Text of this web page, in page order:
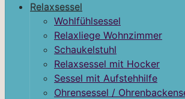
Relaxsessel
Wohlfühlsessel
Relaxliege Wohnzimmer
Schaukelstuhl
Relaxsessel mit Hocker
Sessel mit Aufstehhilfe
Ohrensessel /